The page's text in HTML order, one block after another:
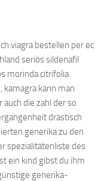
viagra bestellen per ec
seriös sildenafil
morinda citrifolia
kamagra kann man
die zahl der so
drastisch
generika zu den
spezialitätenliste des
ein kind gibst du ihm
generika-